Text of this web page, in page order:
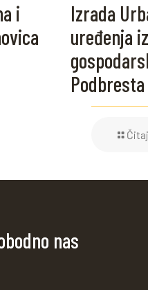
i
Izrada
uređenja
Podbresta
nas